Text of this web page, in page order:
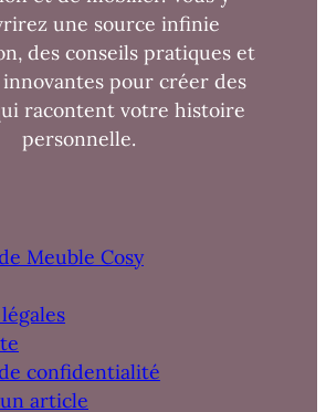
une source infinie
des conseils pratiques et
pour créer des
racontent votre histoire
personnelle.
Meuble Cosy
confidentialité
article